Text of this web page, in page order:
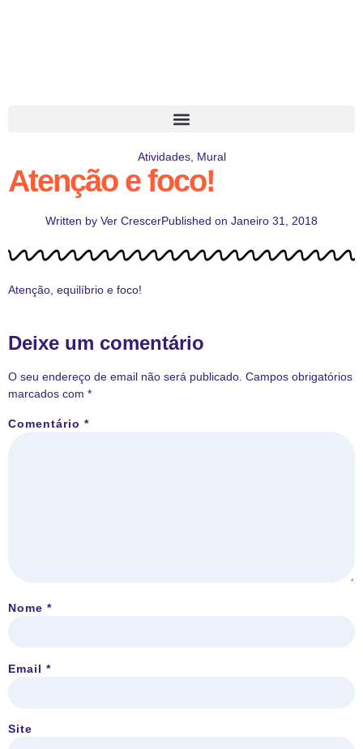
Atividades, Mural
Atenção e foco!
Written by Ver CrescerPublished on Janeiro 31, 2018
Atenção, equilíbrio e foco!
Deixe um comentário
O seu endereço de email não será publicado. Campos obrigatórios
marcados com *
Comentário *
Nome *
Email *
Site